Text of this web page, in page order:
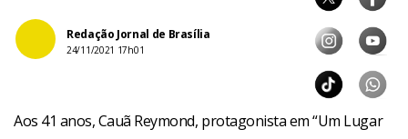
Redação Jornal de Brasília
24/11/2021 17h01
Aos 41 anos, Cauã Reymond, protagonista em “Um Lugar